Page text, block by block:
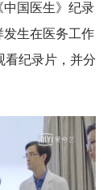
国医生》纪录
发生在医务工作
看纪录片，并分